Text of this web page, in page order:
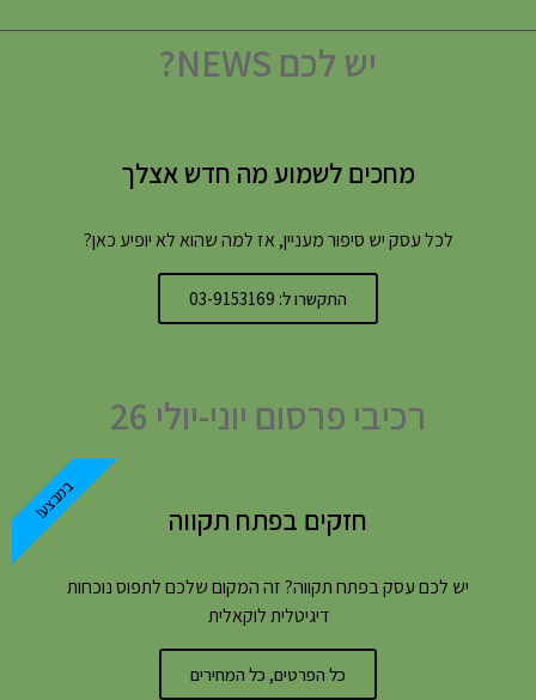
יש לכם NEWS?
מחכים לשמוע מה חדש אצלך
לכל עסק יש סיפור מעניין, אז למה שהוא לא יופיע כאן?
התקשרו ל: 03-9153169
רכיבי פרסום יוני-יולי 26
חזקים בפתח תקווה
יש לכם עסק בפתח תקווה? זה המקום שלכם לתפוס נוכחות
דיגיטלית לוקאלית
כל הפרטים, כל המחירים
במבצע!